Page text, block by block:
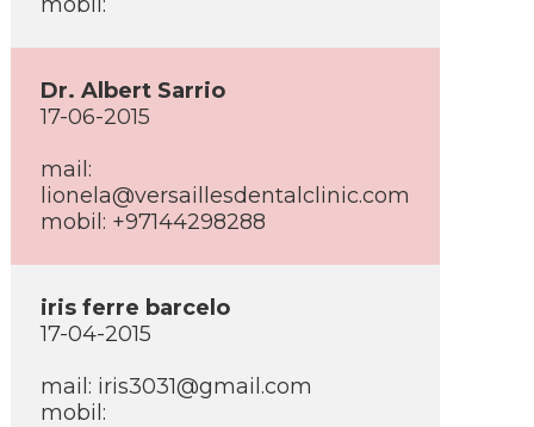
Dr. Albert Sarrio
17-06-2015
mail:
lionela@versaillesdentalclinic.com
mobil: +97144298288
iris ferre barcelo
17-04-2015
mail: iris3031@gmail.com
mobil: